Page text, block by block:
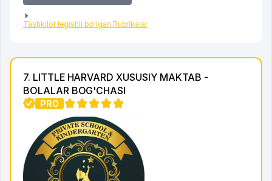
Tashkilot tegishli bo'lgan Rubrikalar
7. LITTLE HARVARD XUSUSIY MAKTAB -
BOLALAR BOG'CHASI
PRO